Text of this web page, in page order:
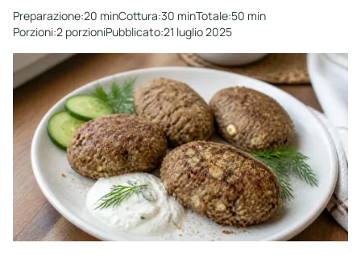
Preparazione:20 minCottura:30 minTotale:50 min
Porzioni:2 porzioniPubblicato:21 luglio 2025